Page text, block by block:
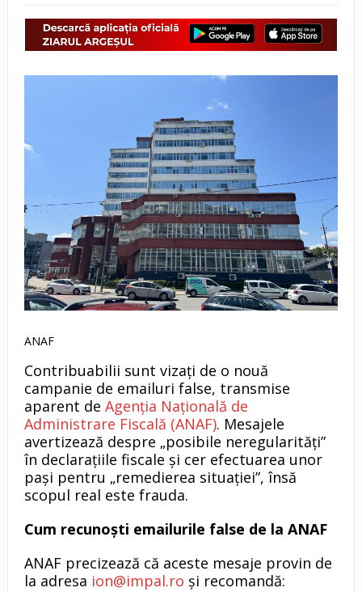
ANAF
Contribuabilii sunt vizați de o nouă
campanie de emailuri false, transmise
aparent de Agenția Națională de
Administrare Fiscală (ANAF). Mesajele
avertizează despre „posibile neregularități”
în declarațiile fiscale și cer efectuarea unor
pași pentru „remedierea situației”, însă
scopul real este frauda.
Cum recunoști emailurile false de la ANAF
ANAF precizează că aceste mesaje provin de
la adresa ion@impal.ro și recomandă: